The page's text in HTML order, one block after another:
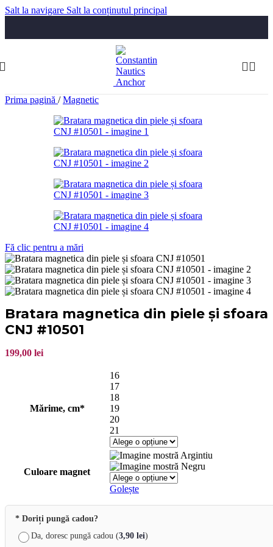
Salt la navigare Salt la conținutul principal
Luni-Vineri: 09:30-17:30
comenzi@constantinnautics.ro
Prima pagină / Magnetic
Fă clic pentru a mări
Bratara magnetica din piele și sfoara
CNJ #10501
199,00 lei
Mărime, cm*
16
17
18
19
20
21
Culoare magnet
Argintiu
Negru
Golește
* Doriți pungă cadou?
Da, doresc pungă cadou (3,90 lei)